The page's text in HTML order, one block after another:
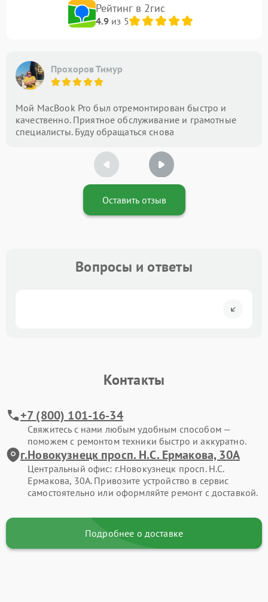
Рейтинг в 2гис
4.9из 5
Прохоров Тимур
Мой MacBook Pro был отремонтирован быстро и
качественно. Приятное обслуживание и грамотные
специалисты. Буду обращаться снова
Оставить отзыв
Вопросы и ответы
Контакты
+7 (800) 101-16-34
Свяжитесь с нами любым удобным способом —
поможем с ремонтом техники быстро и аккуратно.
г.Новокузнецк просп. Н.С. Ермакова, 30А
Центральный офис: г.Новокузнецк просп. Н.С.
Ермакова, 30А. Привозите устройство в сервис
самостоятельно или оформляйте ремонт с доставкой.
Подробнее о доставке